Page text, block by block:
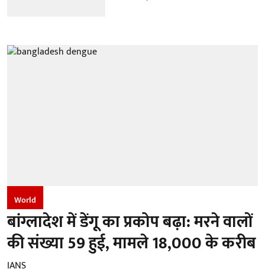
World
बांग्लादेश में डेंगू का प्रकोप बढ़ा: मरने वालों
की संख्या 59 हुई, मामले 18,000 के करीब
IANS